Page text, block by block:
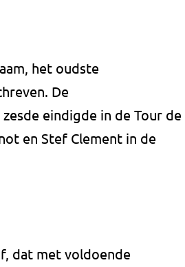
het oudste
De
eindigde in de Tour de
en Stef Clement in de
dat met voldoende